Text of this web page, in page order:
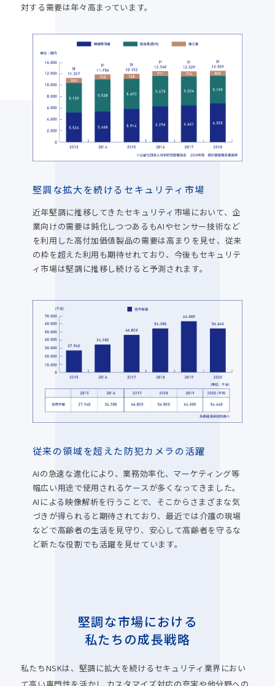
対する需要は年々高まっています。
堅調な拡大を続けるセキュリティ市場
近年堅調に推移してきたセキュリティ市場において、企
業向けの需要は鈍化しつつあるもAIやセンサー技術など
を利用した高付加価値製品の需要は高まりを見せ、従来
の枠を超えた利用も期待せれており、今後もセキュリテ
ィ市場は堅調に推移し続けると予測されます。
従来の領域を超えた防犯カメラの活躍
AIの急速な進化により、業務効率化、マーケティング等
幅広い用途で使用されるケースが多くなってきました。
AIによる映像解析を行うことで、そこからさまざまな気
づきが得られると期待されており、最近では介護の現場
などで高齢者の生活を見守り、安心して高齢者を守るな
ど新たな役割でも活躍を見せています。
堅調な市場における
私たちの成長戦略
私たちNSKは、堅調に拡大を続けるセキュリティ業界におい
て高い専門性を活かし カスタマイズ対応の充実や他分野への